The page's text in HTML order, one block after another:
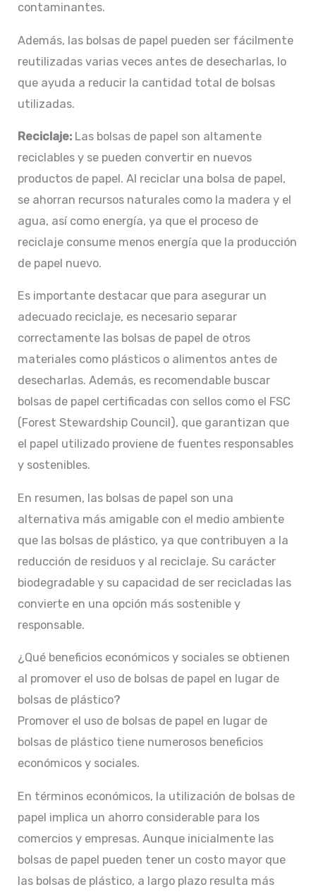
contaminantes.
Además, las bolsas de papel pueden ser fácilmente
reutilizadas varias veces antes de desecharlas, lo
que ayuda a reducir la cantidad total de bolsas
utilizadas.
Reciclaje: Las bolsas de papel son altamente
reciclables y se pueden convertir en nuevos
productos de papel. Al reciclar una bolsa de papel,
se ahorran recursos naturales como la madera y el
agua, así como energía, ya que el proceso de
reciclaje consume menos energía que la producción
de papel nuevo.
Es importante destacar que para asegurar un
adecuado reciclaje, es necesario separar
correctamente las bolsas de papel de otros
materiales como plásticos o alimentos antes de
desecharlas. Además, es recomendable buscar
bolsas de papel certificadas con sellos como el FSC
(Forest Stewardship Council), que garantizan que
el papel utilizado proviene de fuentes responsables
y sostenibles.
En resumen, las bolsas de papel son una
alternativa más amigable con el medio ambiente
que las bolsas de plástico, ya que contribuyen a la
reducción de residuos y al reciclaje. Su carácter
biodegradable y su capacidad de ser recicladas las
convierte en una opción más sostenible y
responsable.
¿Qué beneficios económicos y sociales se obtienen
al promover el uso de bolsas de papel en lugar de
bolsas de plástico?
Promover el uso de bolsas de papel en lugar de
bolsas de plástico tiene numerosos beneficios
económicos y sociales.
En términos económicos, la utilización de bolsas de
papel implica un ahorro considerable para los
comercios y empresas. Aunque inicialmente las
bolsas de papel pueden tener un costo mayor que
las bolsas de plástico, a largo plazo resulta más